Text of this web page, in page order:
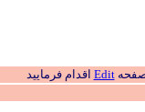
صفحهEdit اقدام فرمایید